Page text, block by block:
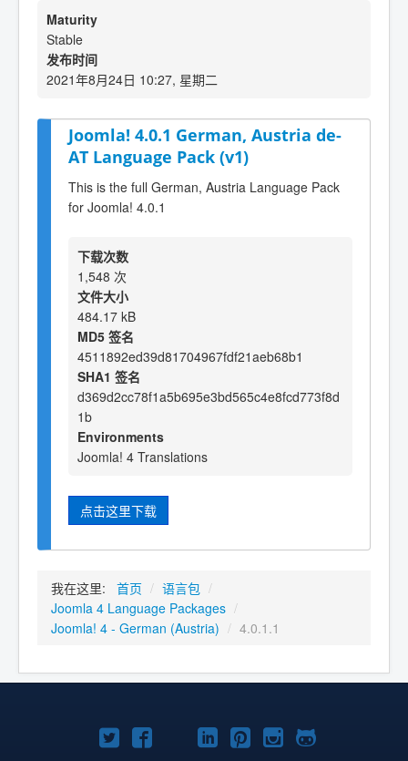
Maturity
Stable
发布时间
2021年8月24日 10:27, 星期二
Joomla! 4.0.1 German, Austria de-
AT Language Pack (v1)
This is the full German, Austria Language Pack
for Joomla! 4.0.1
下载次数
1,548 次
文件大小
484.17 kB
MD5 签名
4511892ed39d81704967fdf21aeb68b1
SHA1 签名
d369d2cc78f1a5b695e3bd565c4e8fcd773f8d
1b
Environments
Joomla! 4 Translations
点击这里下载
我在这里: 首页 / 语言包 /
Joomla 4 Language Packages /
Joomla! 4 - German (Austria) / 4.0.1.1
TwitterFacebookYouTube
LinkedIn
Pinterest
Instagram
GitHub